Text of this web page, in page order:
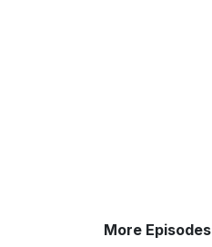
More Episodes